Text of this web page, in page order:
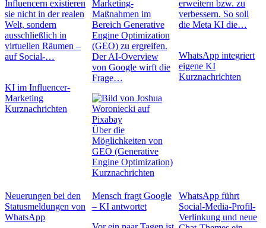
Influencern existieren
sie nicht in der realen
Welt, sondern
ausschließlich in
virtuellen Räumen –
auf Social-…
KI im Influencer-
Marketing
Kurznachrichten
Marketing-
Maßnahmen im
Bereich Generative
Engine Optimization
(GEO) zu ergreifen.
Der AI-Overview
von Google wirft die
Frage…
Über die
Möglichkeiten von
GEO (Generative
Engine Optimization)
Kurznachrichten
erweitern bzw. zu
verbessern. So soll
die Meta KI die…
WhatsApp integriert
eigene KI
Kurznachrichten
Neuerungen bei den
Statusmeldungen von
WhatsApp
Mensch fragt Google
– KI antwortet
WhatsApp führt
Social-Media-Profil-
Verlinkung und neue